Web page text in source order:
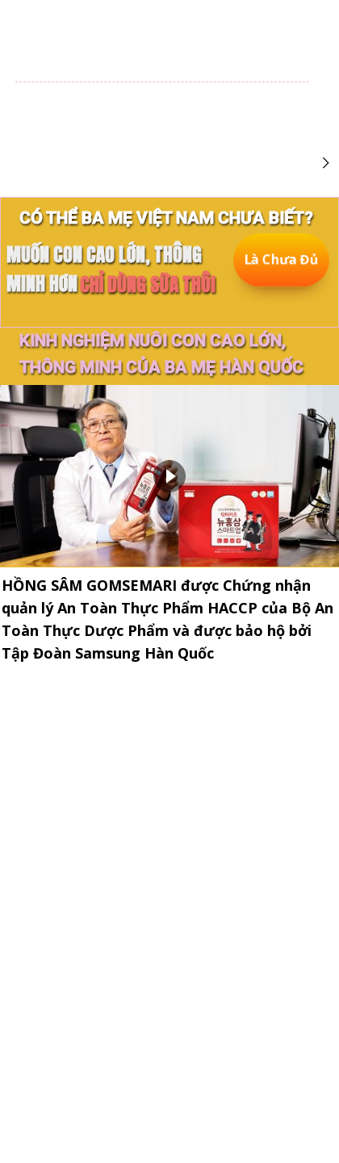
CÓ THỂ BA MẸ VIỆT NAM CHƯA BIẾT?
MUỐN CON CAO LỚN, THÔNG
MINH HƠN
Là Chưa Đủ
CHỈ DÙNG SỮA THÔI
KINH NGHIỆM NUÔI CON CAO LỚN,
THÔNG MINH CỦA BA MẸ HÀN QUỐC
HỒNG SÂM GOMSEMARI được Chứng nhận
quản lý An Toàn Thực Phẩm HACCP của Bộ An
Toàn Thực Dược Phẩm và được bảo hộ bởi
Tập Đoàn Samsung Hàn Quốc